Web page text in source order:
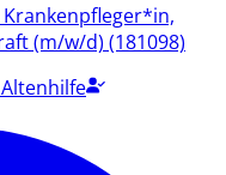
(m/w/d) (181098)